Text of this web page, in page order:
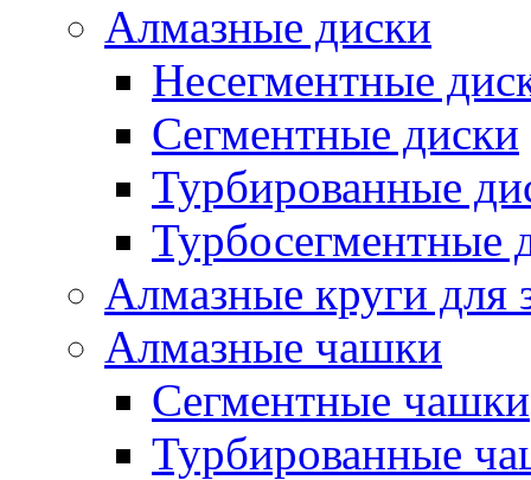
Алмазные диски
Несегментные
Сегментные диски
Турбированные
Турбосегментные
Алмазные круги для
Алмазные чашки
Сегментные чашки
Турбированные